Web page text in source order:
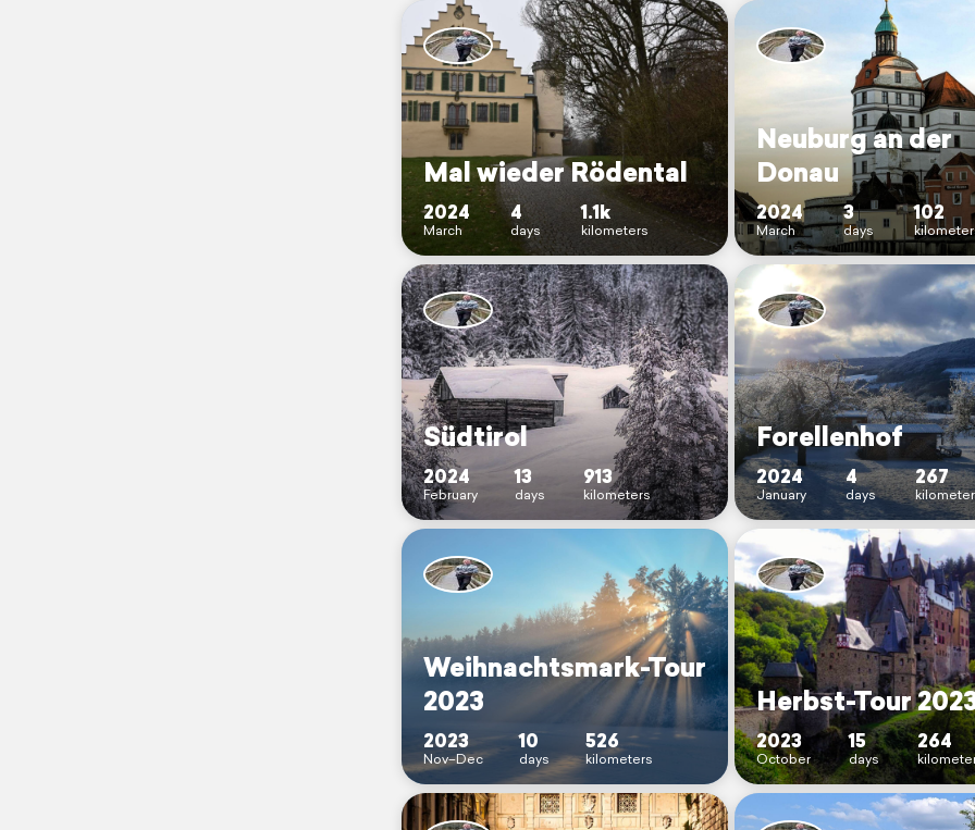
Mal wieder Rödental
2024
March
4
days
1.1k
kilometers
Neuburg an der
Donau
2024
March
3
days
102
Südtirol
2024
February
13
days
913
kilometers
Forellenhof
2024
January
4
days
267
Weihnachtsmark-Tour
2023
2023
Nov–Dec
10
days
526
kilometers
Herbst-Tour
2023
October
15
days
264